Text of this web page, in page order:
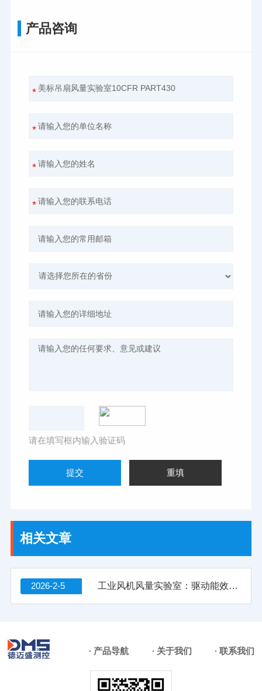
产品咨询
请在填写框内输入验证码
相关文章
2026-2-5 工业风机风量实验室：驱动能效升级与可靠运行的核心设施
产品导航 关于我们 联系我们